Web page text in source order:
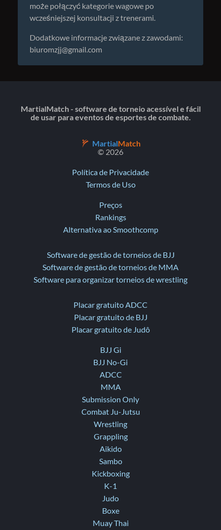
może połączyć kategorie wagowe po
wcześniejszej konsultacji z trenerami.
Dodatkowe informacje związane z zawodami:
biuromzjj@gmail.com
MartialMatch - software de torneio acessível e fácil
de usar para eventos de esportes de combate.
MartialMatch
© 2026
Política de Privacidade
Termos de Uso
Preços
Rankings
Alternativa ao Smoothcomp
Software de gestão de torneios de BJJ
Software de gestão de torneios de MMA
Software para organizar torneios de wrestling
Placar gratuito ADCC
Placar gratuito de BJJ
Placar gratuito de Judô
BJJ Gi
BJJ No-Gi
ADCC
MMA
Submission Only
Combat Ju-Jutsu
Wrestling
Grappling
Aikido
Sambo
Kickboxing
K-1
Judo
Boxe
Muay Thai